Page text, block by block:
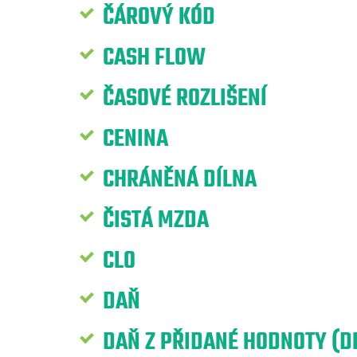
ČÁROVÝ KÓD
CASH FLOW
ČASOVÉ ROZLIŠENÍ
CENINA
CHRÁNĚNÁ DÍLNA
ČISTÁ MZDA
CLO
DAŇ
DAŇ Z PŘIDANÉ HODNOTY